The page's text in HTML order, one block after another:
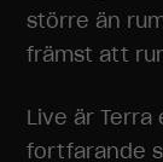
större än
främst att
Live är
fortfarande